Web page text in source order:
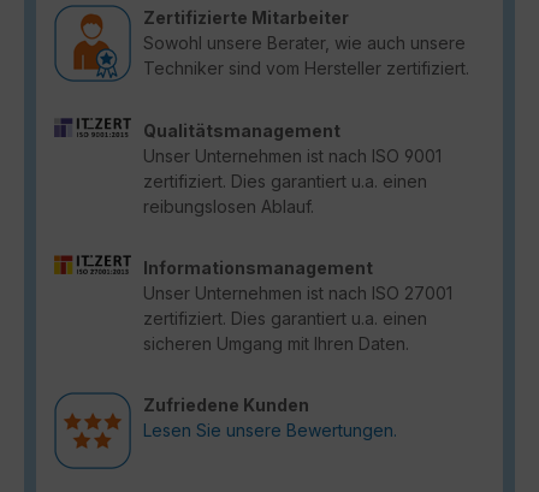
Zertifizierte Mitarbeiter
Sowohl unsere Berater, wie auch unsere
Techniker sind vom Hersteller zertifiziert.
Qualitätsmanagement
Unser Unternehmen ist nach ISO 9001
zertifiziert. Dies garantiert u.a. einen
reibungslosen Ablauf.
Informationsmanagement
Unser Unternehmen ist nach ISO 27001
zertifiziert. Dies garantiert u.a. einen
sicheren Umgang mit Ihren Daten.
Zufriedene Kunden
Lesen Sie unsere Bewertungen.